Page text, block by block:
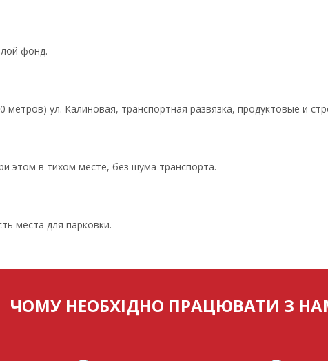
фонд.
ул. Калиновая, транспортная развязка, продуктовые и
этом в тихом месте, без шума транспорта.
места для парковки.
ЧОМУ НЕОБХІДНО ПРАЦЮВАТИ З